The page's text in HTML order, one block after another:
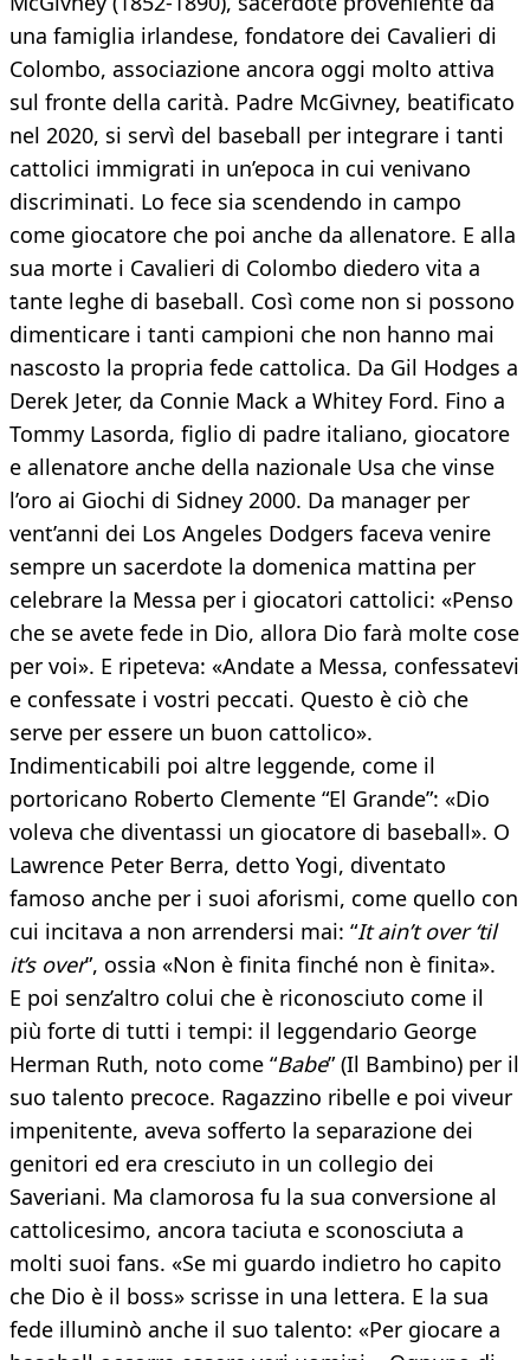
una famiglia irlandese, fondatore dei Cavalieri di
Colombo, associazione ancora oggi molto attiva
sul fronte della carità. Padre McGivney, beatificato
nel 2020, si servì del baseball per integrare i tanti
cattolici immigrati in un’epoca in cui venivano
discriminati. Lo fece sia scendendo in campo
come giocatore che poi anche da allenatore. E alla
sua morte i Cavalieri di Colombo diedero vita a
tante leghe di baseball. Così come non si possono
dimenticare i tanti campioni che non hanno mai
nascosto la propria fede cattolica. Da Gil Hodges a
Derek Jeter, da Connie Mack a Whitey Ford. Fino a
Tommy Lasorda, figlio di padre italiano, giocatore
e allenatore anche della nazionale Usa che vinse
l’oro ai Giochi di Sidney 2000. Da manager per
vent’anni dei Los Angeles Dodgers faceva venire
sempre un sacerdote la domenica mattina per
celebrare la Messa per i giocatori cattolici: «Penso
che se avete fede in Dio, allora Dio farà molte cose
per voi». E ripeteva: «Andate a Messa, confessatevi
e confessate i vostri peccati. Questo è ciò che
serve per essere un buon cattolico».
Indimenticabili poi altre leggende, come il
portoricano Roberto Clemente “El Grande”: «Dio
voleva che diventassi un giocatore di baseball». O
Lawrence Peter Berra, detto Yogi, diventato
famoso anche per i suoi aforismi, come quello con
cui incitava a non arrendersi mai: “It ain’t over ‘til
it’s over”, ossia «Non è finita finché non è finita».
E poi senz’altro colui che è riconosciuto come il
più forte di tutti i tempi: il leggendario George
Herman Ruth, noto come “Babe” (Il Bambino) per il
suo talento precoce. Ragazzino ribelle e poi viveur
impenitente, aveva sofferto la separazione dei
genitori ed era cresciuto in un collegio dei
Saveriani. Ma clamorosa fu la sua conversione al
cattolicesimo, ancora taciuta e sconosciuta a
molti suoi fans. «Se mi guardo indietro ho capito
che Dio è il boss» scrisse in una lettera. E la sua
fede illuminò anche il suo talento: «Per giocare a